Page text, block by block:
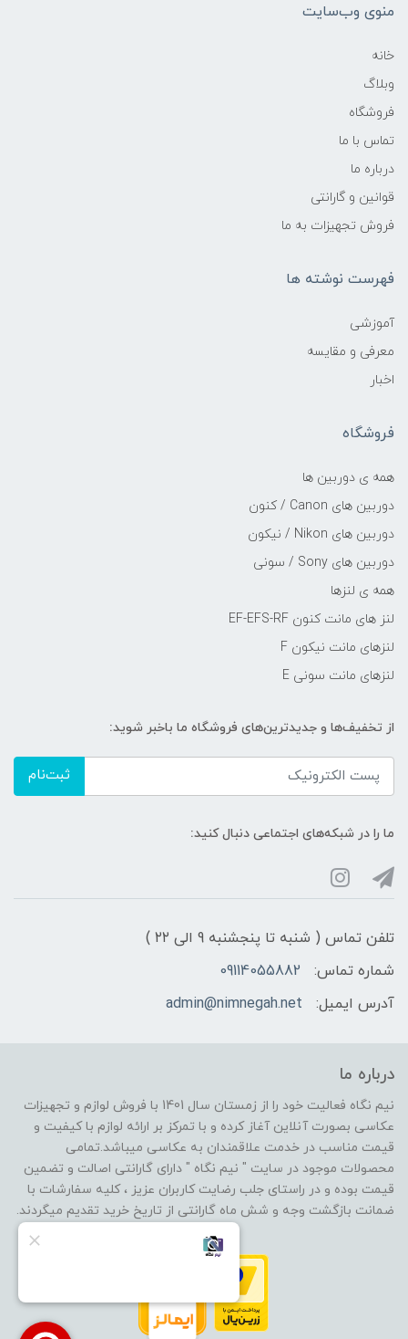
منوی وب‌سایت
خانه
وبلاگ
فروشگاه
تماس با ما
درباره ما
قوانین و گارانتی
فروش تجهیزات به ما
فهرست نوشته ها
آموزشی
معرفی و مقایسه
اخبار
فروشگاه
همه ی دوربین ها
دوربین های Canon / کنون
دوربین های Nikon / نیکون
دوربین های Sony / سونی
همه ی لنزها
لنز های مانت کنون EF-EFS-RF
لنزهای مانت نیکون F
لنزهای مانت سونی E
از تخفیف‌ها و جدیدترین‌های فروشگاه ما باخبر شوید:
ثبت‌نام
ما را در شبکه‌های اجتماعی دنبال کنید:
تلفن تماس ( شنبه تا پنجشنبه 9 الی ۲۲ )
شماره تماس:
09114055882
آدرس ایمیل:
admin@nimnegah.net
درباره ما
نیم نگاه فعالیت خود را از زمستان سال 1401 با فروش لوازم و تجهیزات
عکاسی بصورت آنلاین آغاز کرده و با تمرکز بر ارائه لوازم با کیفیت و
قیمت مناسب در خدمت علاقمندان به عکاسی میباشد.تمامی
محصولات موجود در سایت " نیم نگاه " دارای گارانتی اصالت و تضمین
قیمت بوده و در راستای جلب رضایت کاربران عزیز ، کلیه سفارشات با
ضمانت بازگشت وجه و شش ماه گارانتی از تاریخ خرید تقدیم میگردند.